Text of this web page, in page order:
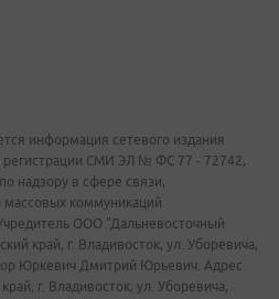
информация сетевого издания
регистрации СМИ ЭЛ № ФС 77 - 72742,
надзору в сфере связи,
коммуникаций
ООО "Дальневосточный
край, г. Владивосток, ул. Уборевича,
Юркевич Дмитрий Юрьевич. Адрес
г. Владивосток, ул. Уборевича,